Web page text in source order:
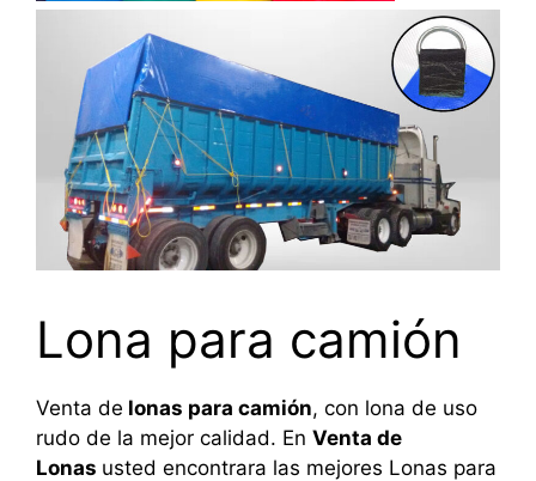
Lona para camión
Venta de lonas para camión, con lona de uso
rudo de la mejor calidad. En Venta de
Lonas usted encontrara las mejores Lonas para